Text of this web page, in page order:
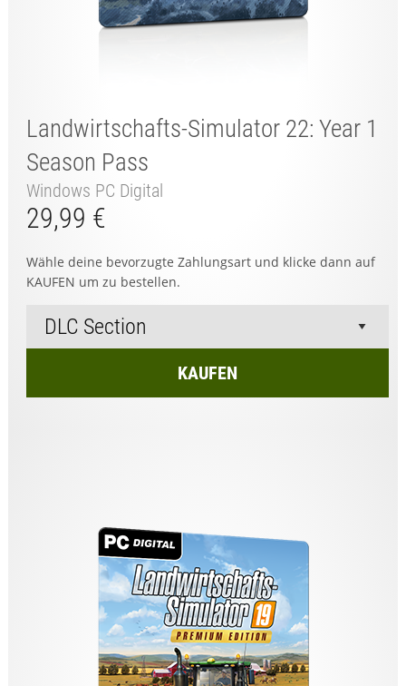
Landwirtschafts-Simulator 22: Year 1
Season Pass
Windows PC Digital
29,99 €
Wähle deine bevorzugte Zahlungsart und klicke dann auf
KAUFEN um zu bestellen.
KAUFEN